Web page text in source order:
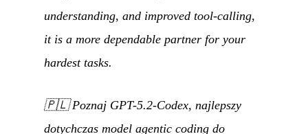
understanding, and improved tool-calling,
it is a more dependable partner for your
hardest tasks.
🇵🇱Poznaj GPT-5.2-Codex, najlepszy
dotychczas model agentic coding do